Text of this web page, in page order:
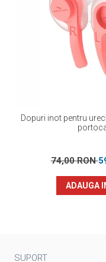
Dopuri inot pentru
74,00 RON
ADAUGA
SUPORT